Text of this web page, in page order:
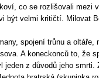
co se rozlišovali mezi
být velmi kritičtí. Milovat
spojení trůnu a oltáře,
A koneckonců to, že
z důvodů jeho smrti.